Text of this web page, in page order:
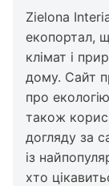
Zielona
екопортал,
клімат і
дому. Сайт
про
також
догляду за
із
хто